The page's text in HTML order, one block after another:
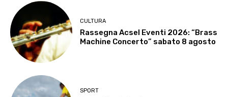
CULTURA
Rassegna Acsel Eventi 2026: “Brass
Machine Concerto” sabato 8 agosto
SPORT